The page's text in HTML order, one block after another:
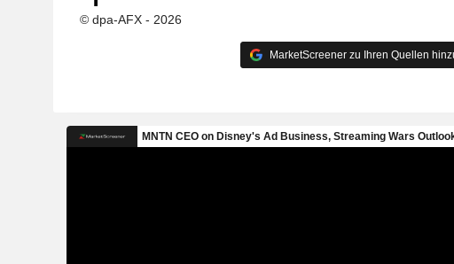
© dpa-AFX - 2026
MarketScreener zu Ihren Quellen